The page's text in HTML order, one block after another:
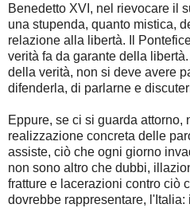
Benedetto XVI, nel rievocare il
una stupenda, quanto mistica,
relazione alla libertà. Il
verità fa da garante della
della verità, non si deve avere
difenderla, di parlarne e
Eppure, se ci si guarda attorno,
realizzazione concreta delle
assiste, ciò che ogni giorno
non sono altro che dubbi,
fratture e lacerazioni contro ciò
dovrebbe rappresentare, l'Italia: